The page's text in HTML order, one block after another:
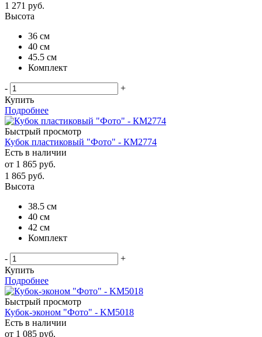
1 271 руб.
Высота
36 см
40 см
45.5 см
Комплект
-
+
Купить
Подробнее
Быстрый просмотр
Кубок пластиковый "Фото" - КМ2774
Есть в наличии
от 1 865 руб.
1 865 руб.
Высота
38.5 см
40 см
42 см
Комплект
-
+
Купить
Подробнее
Быстрый просмотр
Кубок-эконом "Фото" - KM5018
Есть в наличии
от 1 085 руб.